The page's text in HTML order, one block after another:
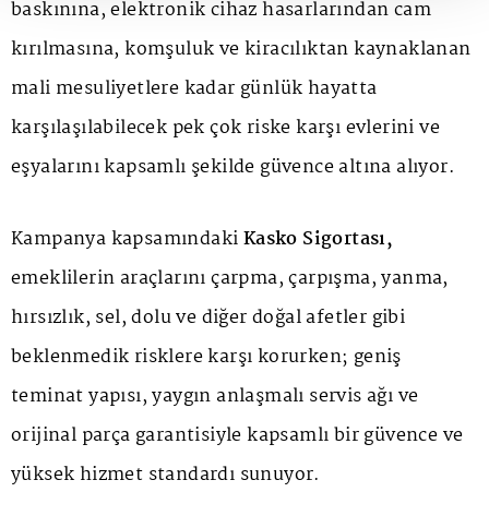
baskınına, elektronik cihaz hasarlarından cam
kırılmasına, komşuluk ve kiracılıktan kaynaklanan
mali mesuliyetlere kadar günlük hayatta
karşılaşılabilecek pek çok riske karşı evlerini ve
eşyalarını kapsamlı şekilde güvence altına alıyor.
Kampanya kapsamındakiKasko Sigortası,
emeklilerin araçlarını çarpma, çarpışma, yanma,
hırsızlık, sel, dolu ve diğer doğal afetler gibi
beklenmedik risklere karşı korurken; geniş
teminat yapısı, yaygın anlaşmalı servis ağı ve
orijinal parça garantisiyle kapsamlı bir güvence ve
yüksek hizmet standardı sunuyor.